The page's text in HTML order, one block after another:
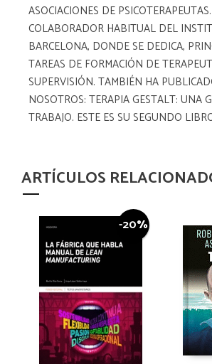
ASOCIACIONES DE
COLABORADOR HABITUAL DEL
BARCELONA, DONDE SE DEDICA,
TAREAS DE FORMACIÓN DE
SUPERVISIÓN. TAMBIÉN HA
NOSOTROS: TERAPIA GESTALT: UNA
TRABAJO. ESTE ES SU SEGUNDO
ARTÍCULOS
-20%